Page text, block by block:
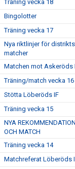
Träning vecka 18
Bingolotter
Träning vecka 17
Nya riktlinjer för
matcher
Matchen mot Askeröds
Träning/match vecka 16
Stötta Löberöds IF
Träning vecka 15
NYA
OCH MATCH
Träning vecka 14
Matchreferat Löberöds